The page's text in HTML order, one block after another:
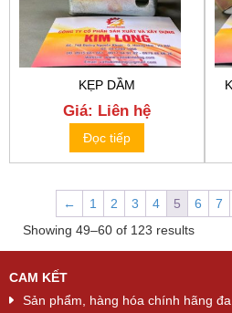
KẸP DẦM
Giá: Liên hệ
Đọc tiếp
← 1 2 3 4 5 6 7
Showing 49–60 of 123 results
CAM KẾT
Sản phẩm, hàng hóa chính hãng